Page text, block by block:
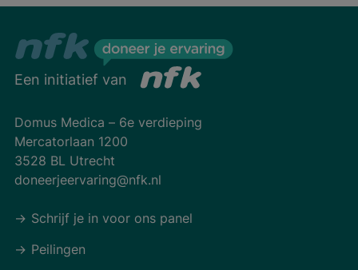
Een initiatief van
Domus Medica – 6e verdieping
Mercatorlaan 1200
3528 BL Utrecht
doneerjeervaring@nfk.nl
Schrijf je in voor ons panel
Peilingen